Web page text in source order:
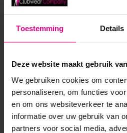
Toestemming Details
Deze website maakt gebruik
We gebruiken cookies om
personaliseren, om functies
en om ons websiteverkeer te
informatie over uw gebruik van
partners voor social media,
€